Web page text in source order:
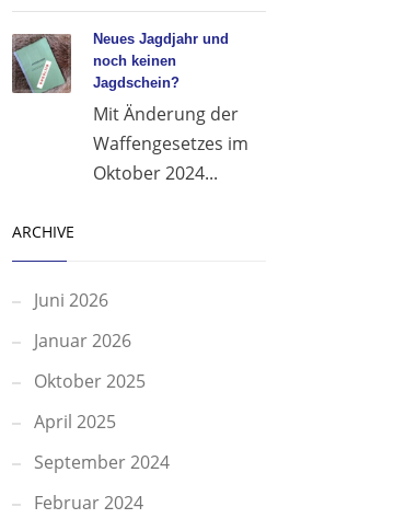
Neues Jagdjahr und
noch keinen
Jagdschein?
Mit Änderung der
Waffengesetzes im
Oktober 2024...
ARCHIVE
Juni 2026
Januar 2026
Oktober 2025
April 2025
September 2024
Februar 2024